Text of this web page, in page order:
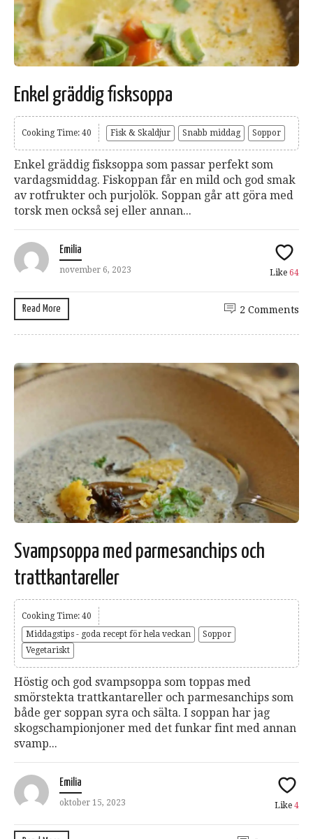
Enkel gräddig fisksoppa
Cooking Time: 40 Fisk & Skaldjur Snabb middag Soppor
Enkel gräddig fisksoppa som passar perfekt som
vardagsmiddag. Fiskoppan får en mild och god smak
av rotfrukter och purjolök. Soppan går att göra med
torsk men också sej eller annan...
Emilia
november 6, 2023 Like 64
Read More 2 Comments
Svampsoppa med parmesanchips och
trattkantareller
Cooking Time: 40
Middagstips - goda recept för hela veckan
Soppor
Vegetariskt
Höstig och god svampsoppa som toppas med
smörstekta trattkantareller och parmesanchips som
både ger soppan syra och sälta. I soppan har jag
skogschampionjoner med det funkar fint med annan
svamp...
Emilia
oktober 15, 2023 Like 4